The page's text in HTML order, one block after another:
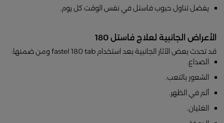
يفضل تناول حبوب فاستل في نفس الوقت كل يوم.
الأعراض الجانبية لعلاج فاستل 180
قد تحدث بعض الآثار الجانبية بعد استخدام fastel 180 tab ومن ضمنها:
الصداع.
الشعور بالتعب.
ألم في الظهر.
الغثيان.